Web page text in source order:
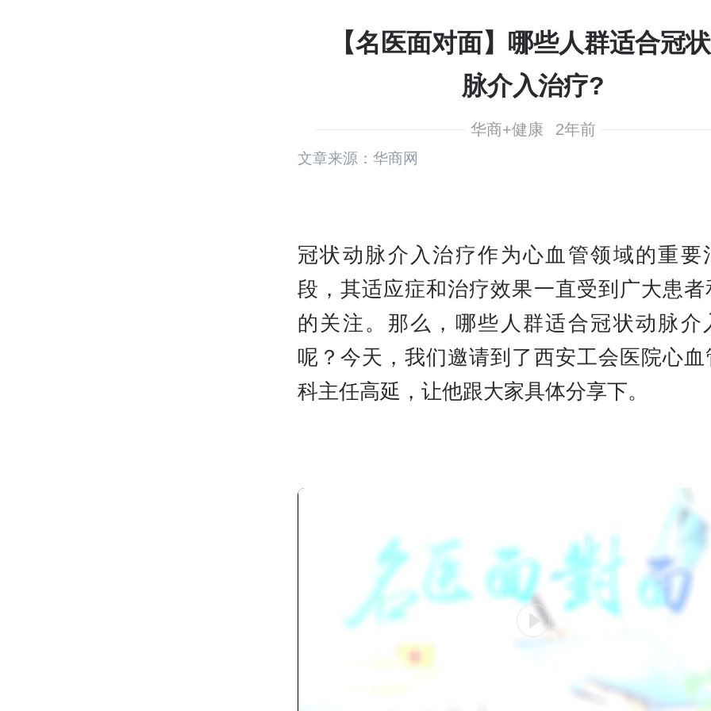
【名医面对面】哪些人群适合冠
脉介入治疗?
华商+健康 2年前
文章来源：华商网
冠状动脉介入治疗作为心血管领域的重要
段，其适应症和治疗效果一直受到广大患者
的关注。那么，哪些人群适合冠状动脉介
呢？今天，我们邀请到了西安工会医院心血
科主任高延，让他跟大家具体分享下。